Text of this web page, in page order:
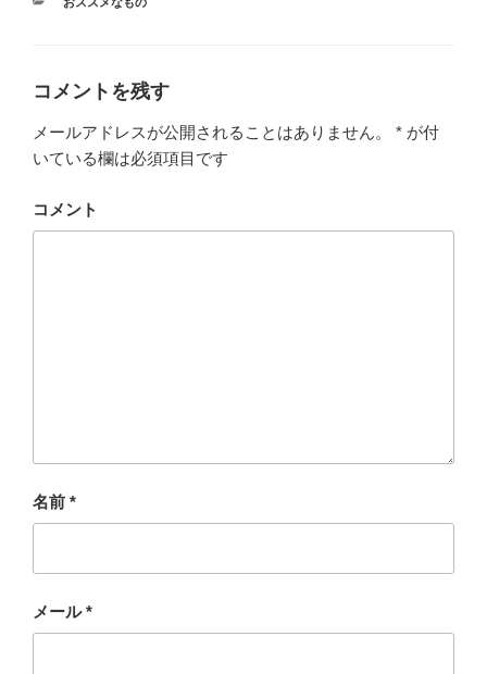
ー
コメントを残す
メールアドレスが公開されることはありません。 * が付
いている欄は必須項目です
コメント
名前 *
メール*